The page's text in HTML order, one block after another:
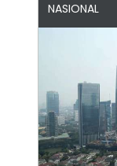
NASIONAL